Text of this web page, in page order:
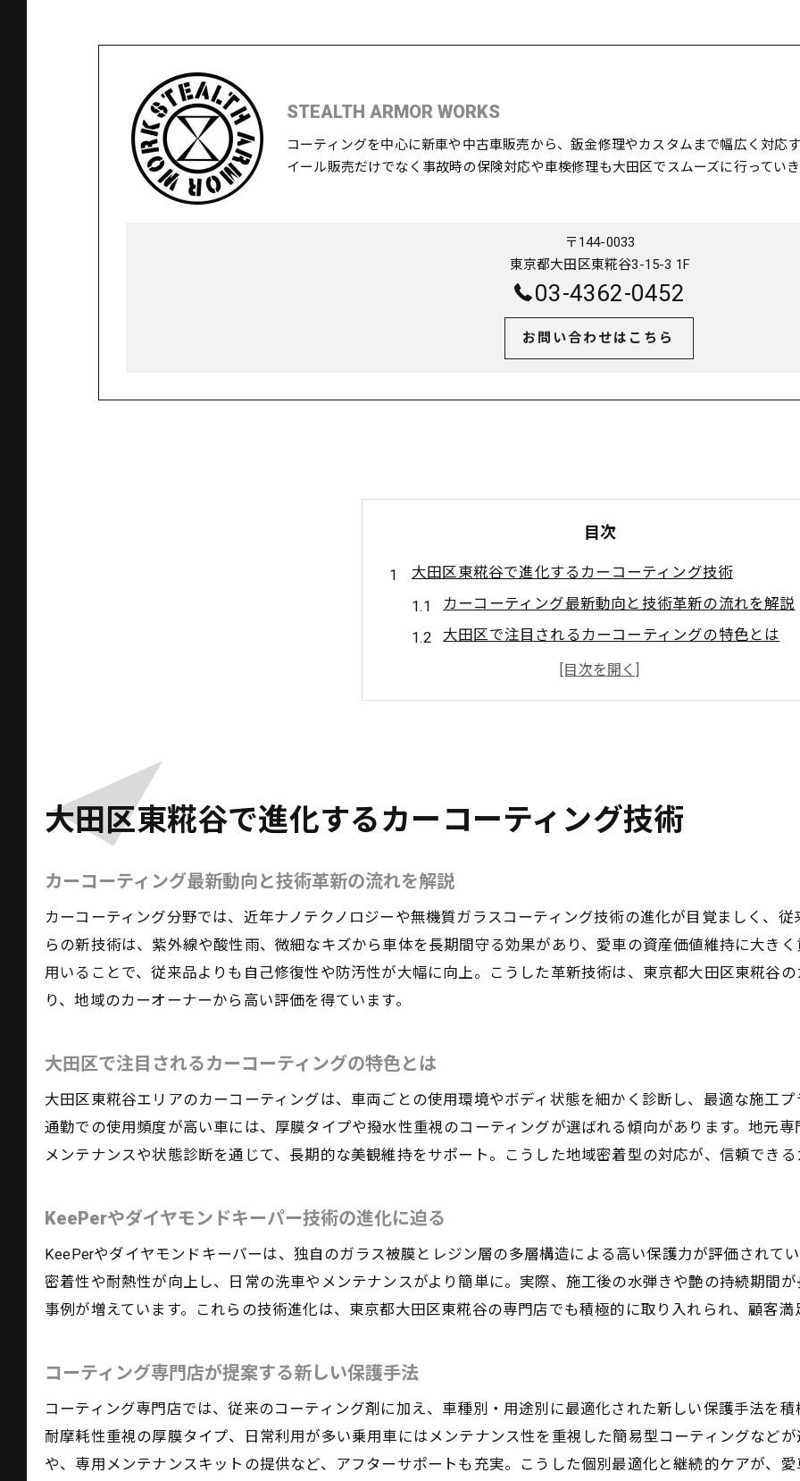
STEALTH ARMOR WORKS
コーティングを中心に新車や中古車販売から、鈑金修理やカスタムまで幅広く対応
イール販売だけでなく事故時の保険対応や車検修理も大田区でスムーズに行ってい
〒144-0033
東京都大田区東糀谷3-15-3 1F
03-4362-0452
お問い合わせはこちら
目次
大田区東糀谷で進化するカーコーティング技術
カーコーティング最新動向と技術革新の流れを解説
大田区で注目されるカーコーティングの特色とは
KeePerやダイヤモンドキーパー技術の進化に迫る
コーティング専門店が提案する新しい保護手法
カーコーティング専門店の見極めポイントとは
大田区のコーティングサービス比較のコツ
KeePer技術者資格の重要性と選び方のポイント
失敗しないカーコーティング店選びの基準
納得できるカーコーティング選択のためのヒント
KeePerや大田区の専門店が採用する新技術
ダイヤモンドキーパー施工後の美観長持ちの理由
カーコーティングで変わる日常メンテナンスの手間
耐久性に優れたカーコーティングの秘密とは
カーコーティングの耐久力を左右する要素とは
ダイヤモンドキーパーなど長持ち技術の特徴
カーコーティングの保証とアフターケアの重要性
東京都大田区東糀谷で注目のコーティング技術
大田区東糀谷で進化するカーコーティング技術
カーコーティング最新動向と技術革新の流れを解説
カーコーティング分野では、近年ナノテクノロジーや無機質ガラスコーティング技術の進化が目覚ましく、
らの新技術は、紫外線や酸性雨、微細なキズから車体を長期間守る効果があり、愛車の資産価値維持に大き
用いることで、従来品よりも自己修復性や防汚性が大幅に向上。こうした革新技術は、東京都大田区東糀谷
り、地域のカーオーナーから高い評価を得ています。
大田区で注目されるカーコーティングの特色とは
大田区東糀谷エリアのカーコーティングは、車両ごとの使用環境やボディ状態を細かく診断し、最適な施工
通勤での使用頻度が高い車には、厚膜タイプや撥水性重視のコーティングが選ばれる傾向があります。地元
メンテナンスや状態診断を通じて、長期的な美観維持をサポート。こうした地域密着型の対応が、信頼でき
KeePerやダイヤモンドキーパー技術の進化に迫る
KeePerやダイヤモンドキーパーは、独自のガラス被膜とレジン層の多層構造による高い保護力が評価されて
密着性や耐熱性が向上し、日常の洗車やメンテナンスがより簡単に。実際、施工後の水弾きや艶の持続期間
事例が増えています。これらの技術進化は、東京都大田区東糀谷の専門店でも積極的に取り入れられ、顧客
コーティング専門店が提案する新しい保護手法
コーティング専門店では、従来のコーティング剤に加え、車種別・用途別に最適化された新しい保護手法を
耐摩耗性重視の厚膜タイプ、日常利用が多い乗用車にはメンテナンス性を重視した簡易型コーティングなど
や、専用メンテナンスキットの提供など、アフターサポートも充実。こうした個別最適化と継続的ケアが、